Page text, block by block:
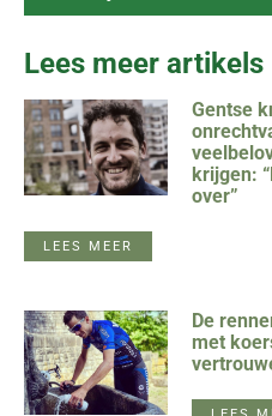
Lees meer artikels
Gentse
krijgen:
over”
LEES MEER
De
met